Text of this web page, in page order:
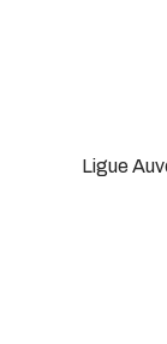
Ligue